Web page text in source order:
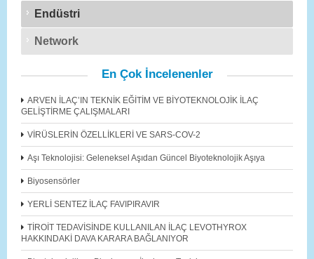
Endüstri
Network
En Çok İncelenenler
ARVEN İLAÇ’IN TEKNİK EĞİTİM VE BİYOTEKNOLOJİK İLAÇ
GELİŞTİRME ÇALIŞMALARI
VİRÜSLERİN ÖZELLİKLERİ VE SARS-COV-2
Aşı Teknolojisi: Geleneksel Aşıdan Güncel Biyoteknolojik Aşıya
Biyosensörler
YERLİ SENTEZ İLAÇ FAVIPIRAVIR
TİROİT TEDAVİSİNDE KULLANILAN İLAÇ LEVOTHYROX
HAKKINDAKİ DAVA KARARA BAĞLANIYOR